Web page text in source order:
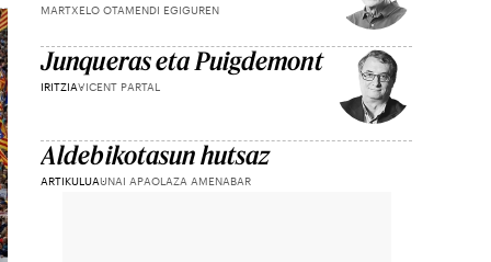
MARTXELO OTAMENDI EGIGUREN
Junqueras eta Puigdemont
IRITZIAVICENT PARTAL
Aldebikotasun hutsaz
ARTIKULUAUNAI APAOLAZA AMENABAR